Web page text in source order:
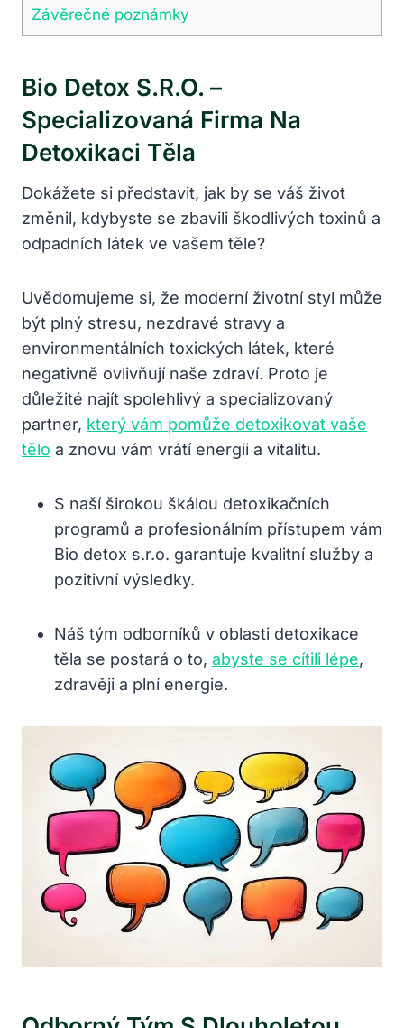
Závěrečné poznámky
Bio Detox S.r.o. –
Specializovaná Firma Na
Detoxikaci Těla
Dokážete si představit, jak by se váš život
změnil, kdybyste se zbavili škodlivých toxinů a
odpadních látek ve vašem těle?
Uvědomujeme si, že moderní životní styl může
být plný stresu, nezdravé stravy a
environmentálních toxických látek, které
negativně ovlivňují naše zdraví. Proto je
důležité najít spolehlivý a specializovaný
partner, který vám pomůže detoxikovat vaše
tělo a znovu vám vrátí energii a vitalitu.
S naší širokou škálou detoxikačních
programů a profesionálním přístupem vám
Bio detox s.r.o. garantuje kvalitní služby a
pozitivní výsledky.
Náš tým odborníků v oblasti detoxikace
těla se postará o to, abyste se cítili lépe,
zdravěji a plní energie.